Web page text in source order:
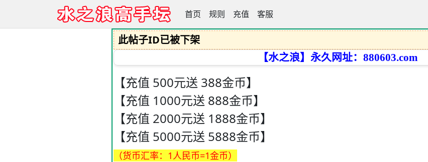
首页 规则 充值 客服
水之浪高手论坛
此帖子ID已被下架
【水之浪】永久网址：880603.com
【充值 500元送 388金币】
【充值 1000元送 888金币】
【充值 2000元送 1888金币】
【充值 5000元送 5888金币】
（货币汇率：1人民币=1金币）